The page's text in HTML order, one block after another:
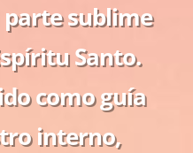
sublime
Santo.
como guía
interno,